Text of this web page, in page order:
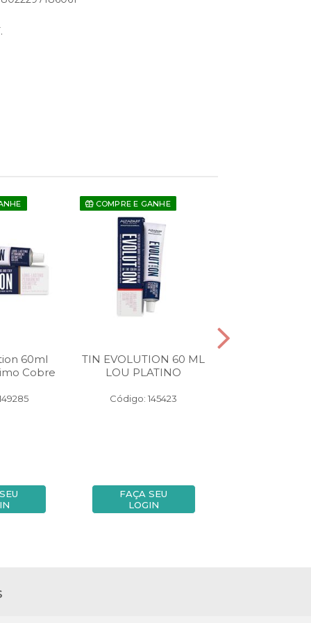
60ml
Cobre
COMPRE E GANHE
TIN EVOLUTION 60 ML
LOU PLATINO
Código: 145423
FAÇA SEU
LOGIN